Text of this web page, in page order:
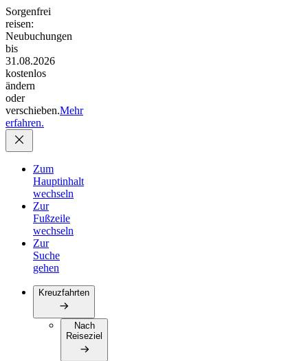
Sorgenfrei
reisen:
Neubuchungen
bis
31.08.2026
kostenlos
ändern
oder
verschieben.Mehr
erfahren.
Zum
Hauptinhalt
wechseln
Zur
Fußzeile
wechseln
Zur
Suche
gehen
Kreuzfahrten
Nach
Reiseziel